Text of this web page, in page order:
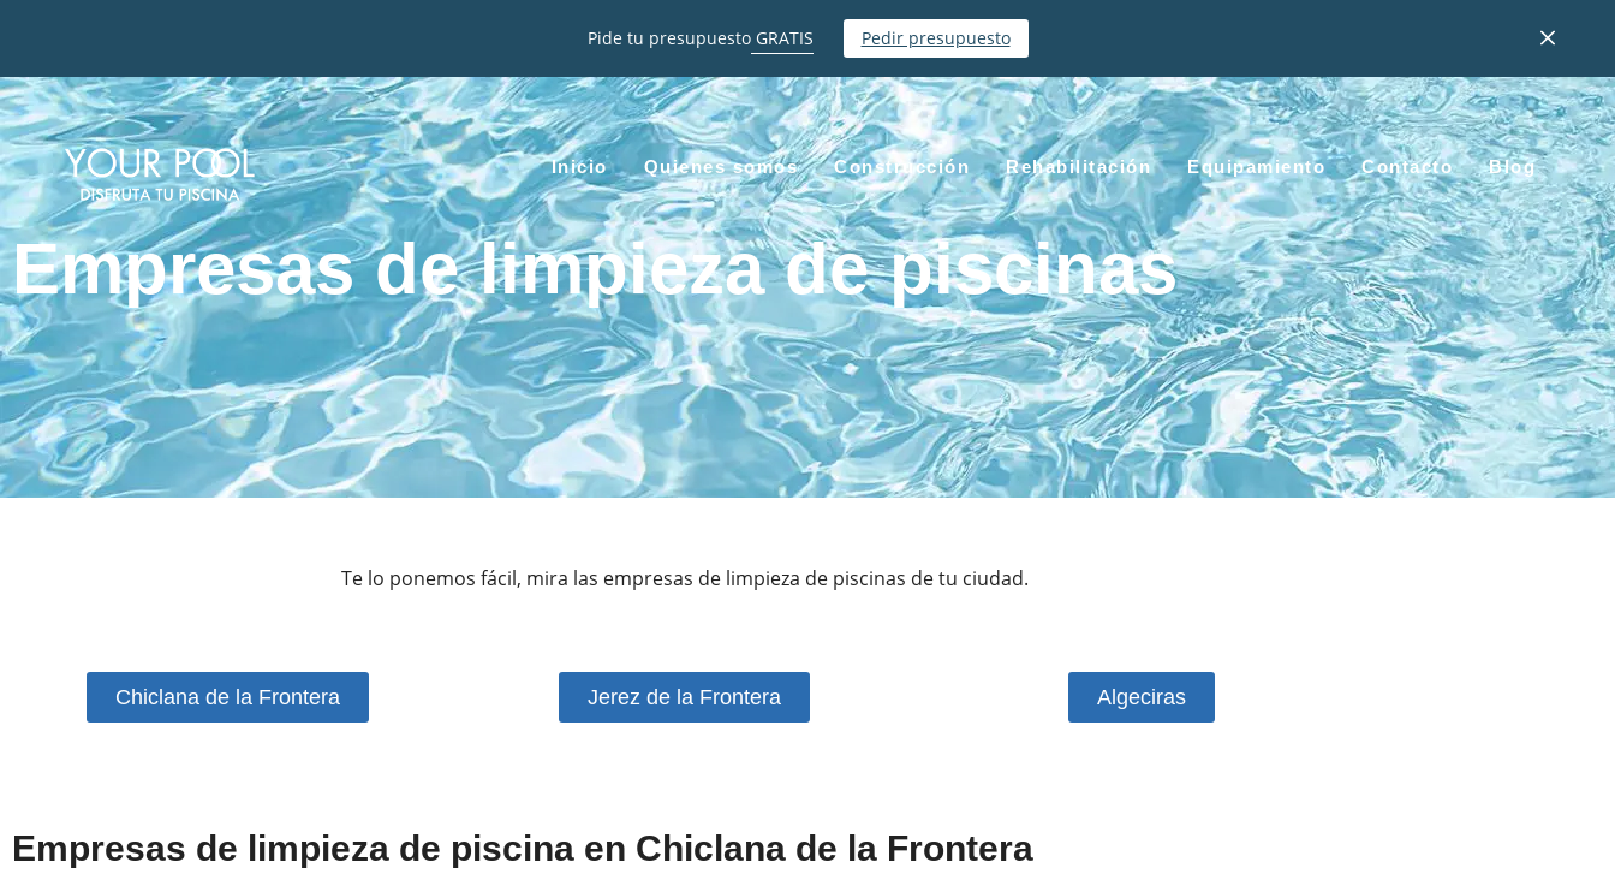
Pide tu presupuestoGRATIS Pedir presupuesto
Inicio Quienes somos Construcción Rehabilitación Equipamiento Contacto Blog
Empresas de limpieza de piscinas
Te lo ponemos fácil, mira las empresas de limpieza de piscinas de tu ciudad.
Chiclana de la Frontera Jerez de la Frontera Algeciras
Empresas de limpieza de piscina en Chiclana de la Frontera